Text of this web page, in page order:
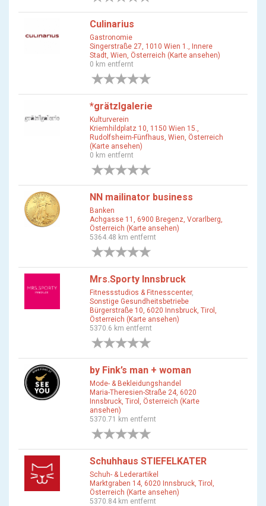
Culinarius
Gastronomie
Singerstraße 27, 1010 Wien 1., Innere
Stadt, Wien, Österreich (Karte ansehen)
0 km entfernt
*grätzlgalerie
Kulturverein
Kriemhildplatz 10, 1150 Wien 15.,
Rudolfsheim-Fünfhaus, Wien, Österreich
(Karte ansehen)
0 km entfernt
NN mailinator business
Banken
Achgasse 11, 6900 Bregenz, Vorarlberg,
Österreich (Karte ansehen)
5364.48 km entfernt
Mrs.Sporty Innsbruck
Fitnessstudios & Fitnesscenter,
Sonstige Gesundheitsbetriebe
Bürgerstraße 10, 6020 Innsbruck, Tirol,
Österreich (Karte ansehen)
5370.6 km entfernt
by Fink’s man + woman
Mode- & Bekleidungshandel
Maria-Theresien-Straße 24, 6020
Innsbruck, Tirol, Österreich (Karte
ansehen)
5370.71 km entfernt
Schuhhaus STIEFELKATER
Schuh- & Lederartikel
Marktgraben 14, 6020 Innsbruck, Tirol,
Österreich (Karte ansehen)
5370.84 km entfernt